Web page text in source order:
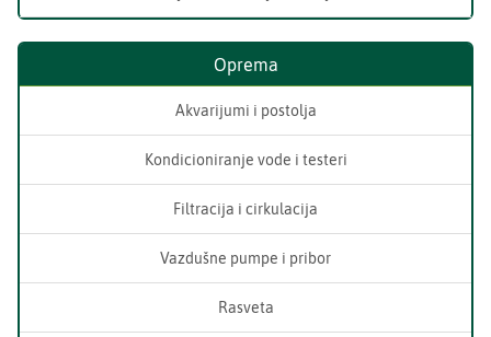
Oprema
Akvarijumi i postolja
Kondicioniranje vode i testeri
Filtracija i cirkulacija
Vazdušne pumpe i pribor
Rasveta